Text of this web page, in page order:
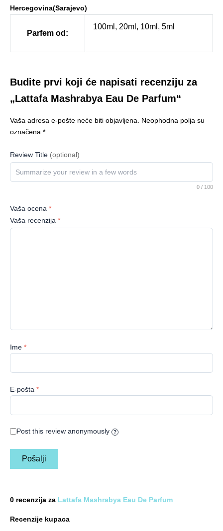
Hercegovina(Sarajevo)
Parfem od:
100ml, 20ml, 10ml, 5ml
0 recenzija za Lattafa Mashrabya Eau De Parfum
Recenzije kupaca
Budite prvi koji će napisati recenziju za
„Lattafa Mashrabya Eau De Parfum“
Vaša adresa e-pošte neće biti objavljena. Neophodna polja su
označena *
Review Title (optional)
0 / 100
Vaša ocena *
Vaša recenzija *
Ime *
E-pošta *
Post this review anonymously ?